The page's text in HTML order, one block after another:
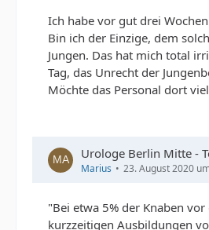
Ich habe vor gut drei
Bin ich der Einzige, dem
Jungen. Das hat mich total
Tag, das Unrecht der
Möchte das Personal dort
Urologe Berlin Mitte -
Marius 23. August 2020
"Bei etwa 5% der Knaben
kurzzeitigen Ausbildungen